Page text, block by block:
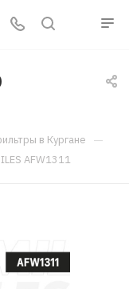
в Кургане —
AFW1311